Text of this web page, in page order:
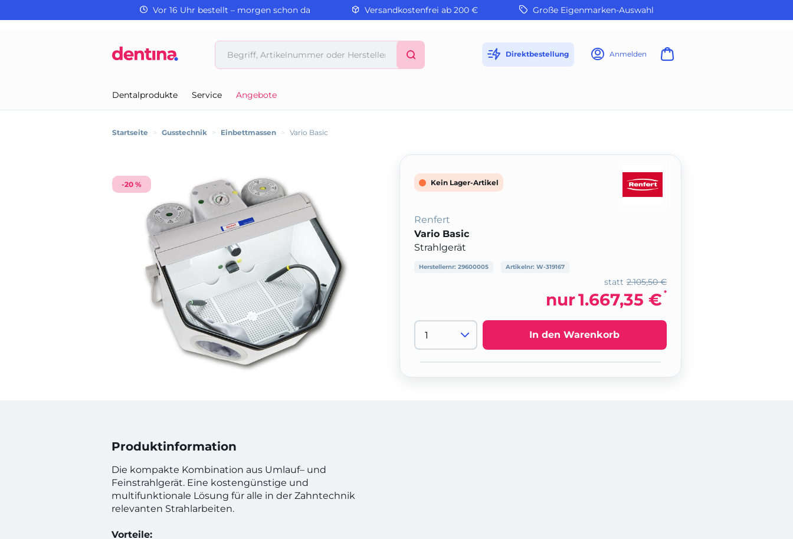
Vor 16 Uhr bestellt – morgen schon da Versandkostenfrei ab 200 € Große Eigenmarken-Auswahl
Direktbestellung Anmelden
Dentalprodukte Service Angebote
Startseite > Gusstechnik > Einbettmassen > Vario Basic
-20 %
Produktinformation
Die kompakte Kombination aus Umlauf– und
Feinstrahlgerät. Eine kostengünstige und
multifunktionale Lösung für alle in der Zahntechnik
relevanten Strahlarbeiten.
Vorteile:
Kein Lager-Artikel
Renfert
Vario Basic
Strahlgerät
Herstellernr: 29600005 Artikelnr: W-319167
2.105,50 €
statt
nur1.667,35 € *
In den Warenkorb